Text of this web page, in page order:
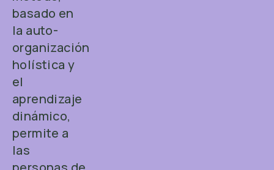
basado en
la auto-
organización
holística y
el
aprendizaje
dinámico,
permite a
las